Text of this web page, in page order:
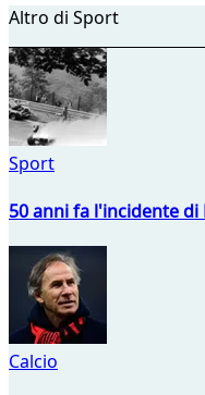
Altro di Sport
Sport
50 anni fa l'incidente
Calcio